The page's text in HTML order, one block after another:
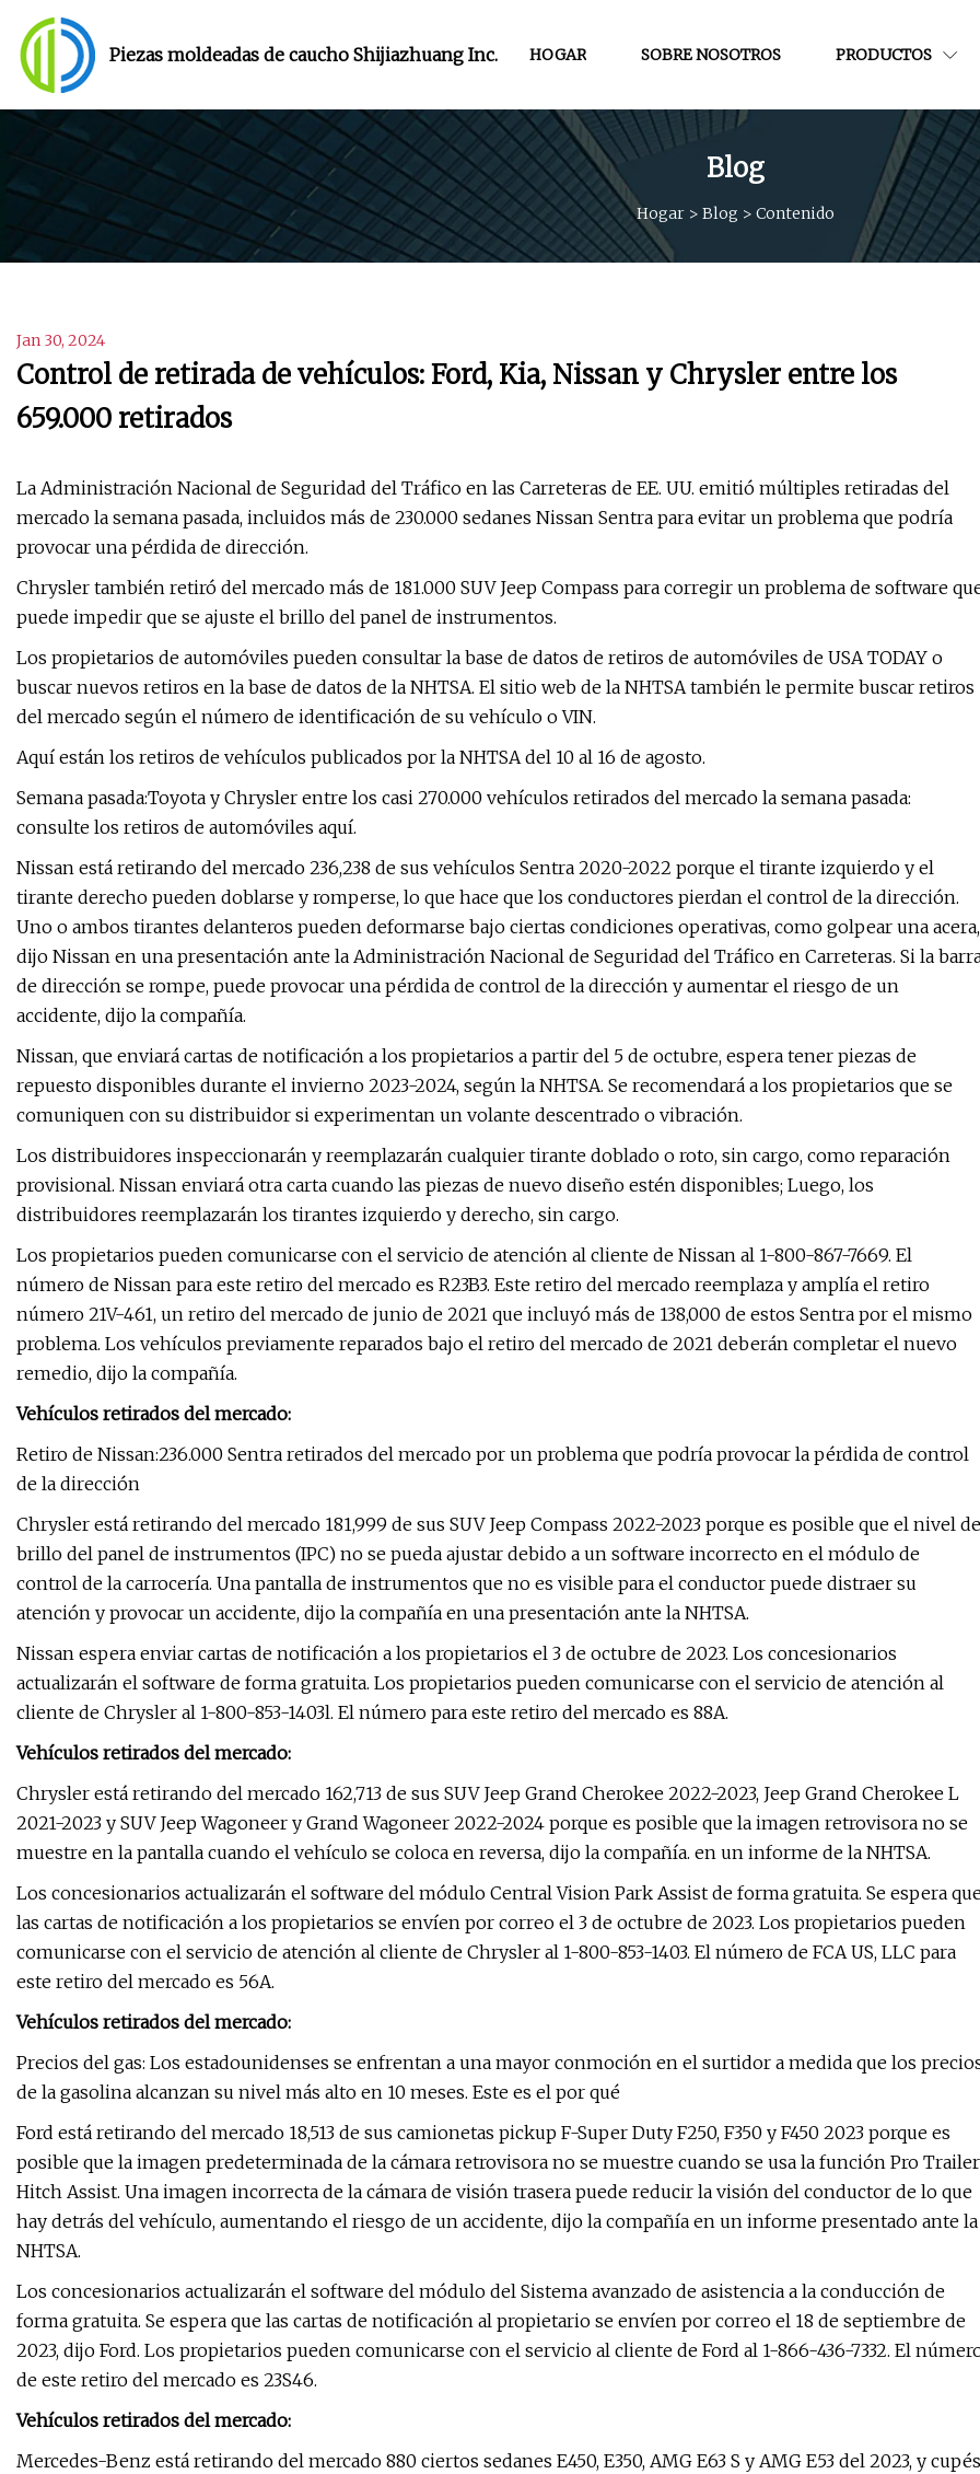
Piezas moldeadas de caucho Shijiazhuang Inc. HOGAR SOBRE NOSOTROS PRODUCTOS
Blog
Hogar> Blog > Contenido
Jan 30, 2024
Control de retirada de vehículos: Ford, Kia, Nissan y Chrysler entre los
659.000 retirados
La Administración Nacional de Seguridad del Tráfico en las Carreteras de EE. UU. emitió múltiples retiradas del
mercado la semana pasada, incluidos más de 230.000 sedanes Nissan Sentra para evitar un problema que podría
provocar una pérdida de dirección.
Chrysler también retiró del mercado más de 181.000 SUV Jeep Compass para corregir un problema de software
puede impedir que se ajuste el brillo del panel de instrumentos.
Los propietarios de automóviles pueden consultar la base de datos de retiros de automóviles de USA TODAY o
buscar nuevos retiros en la base de datos de la NHTSA. El sitio web de la NHTSA también le permite buscar retiros
del mercado según el número de identificación de su vehículo o VIN.
Aquí están los retiros de vehículos publicados por la NHTSA del 10 al 16 de agosto.
Semana pasada:Toyota y Chrysler entre los casi 270.000 vehículos retirados del mercado la semana pasada:
consulte los retiros de automóviles aquí.
Nissan está retirando del mercado 236,238 de sus vehículos Sentra 2020-2022 porque el tirante izquierdo y el
tirante derecho pueden doblarse y romperse, lo que hace que los conductores pierdan el control de la dirección.
Uno o ambos tirantes delanteros pueden deformarse bajo ciertas condiciones operativas, como golpear una acera,
dijo Nissan en una presentación ante la Administración Nacional de Seguridad del Tráfico en Carreteras. Si la
de dirección se rompe, puede provocar una pérdida de control de la dirección y aumentar el riesgo de un
accidente, dijo la compañía.
Nissan, que enviará cartas de notificación a los propietarios a partir del 5 de octubre, espera tener piezas de
repuesto disponibles durante el invierno 2023-2024, según la NHTSA. Se recomendará a los propietarios que se
comuniquen con su distribuidor si experimentan un volante descentrado o vibración.
Los distribuidores inspeccionarán y reemplazarán cualquier tirante doblado o roto, sin cargo, como reparación
provisional. Nissan enviará otra carta cuando las piezas de nuevo diseño estén disponibles; Luego, los
distribuidores reemplazarán los tirantes izquierdo y derecho, sin cargo.
Los propietarios pueden comunicarse con el servicio de atención al cliente de Nissan al 1-800-867-7669. El
número de Nissan para este retiro del mercado es R23B3. Este retiro del mercado reemplaza y amplía el retiro
número 21V-461, un retiro del mercado de junio de 2021 que incluyó más de 138,000 de estos Sentra por el mismo
problema. Los vehículos previamente reparados bajo el retiro del mercado de 2021 deberán completar el nuevo
remedio, dijo la compañía.
Vehículos retirados del mercado:
Retiro de Nissan:236.000 Sentra retirados del mercado por un problema que podría provocar la pérdida de control
de la dirección
Chrysler está retirando del mercado 181,999 de sus SUV Jeep Compass 2022-2023 porque es posible que el nivel de
brillo del panel de instrumentos (IPC) no se pueda ajustar debido a un software incorrecto en el módulo de
control de la carrocería. Una pantalla de instrumentos que no es visible para el conductor puede distraer su
atención y provocar un accidente, dijo la compañía en una presentación ante la NHTSA.
Nissan espera enviar cartas de notificación a los propietarios el 3 de octubre de 2023. Los concesionarios
actualizarán el software de forma gratuita. Los propietarios pueden comunicarse con el servicio de atención al
cliente de Chrysler al 1-800-853-1403l. El número para este retiro del mercado es 88A.
Vehículos retirados del mercado:
Chrysler está retirando del mercado 162,713 de sus SUV Jeep Grand Cherokee 2022-2023, Jeep Grand Cherokee L
2021-2023 y SUV Jeep Wagoneer y Grand Wagoneer 2022-2024 porque es posible que la imagen retrovisora ​​no se
muestre en la pantalla cuando el vehículo se coloca en reversa, dijo la compañía. en un informe de la NHTSA.
Los concesionarios actualizarán el software del módulo Central Vision Park Assist de forma gratuita. Se espera
las cartas de notificación a los propietarios se envíen por correo el 3 de octubre de 2023. Los propietarios pueden
comunicarse con el servicio de atención al cliente de Chrysler al 1-800-853-1403. El número de FCA US, LLC para
este retiro del mercado es 56A.
Vehículos retirados del mercado:
Precios del gas: Los estadounidenses se enfrentan a una mayor conmoción en el surtidor a medida que los
de la gasolina alcanzan su nivel más alto en 10 meses. Este es el por qué
Ford está retirando del mercado 18,513 de sus camionetas pickup F-Super Duty F250, F350 y F450 2023 porque es
posible que la imagen predeterminada de la cámara retrovisora ​​no se muestre cuando se usa la función Pro Trailer
Hitch Assist. Una imagen incorrecta de la cámara de visión trasera puede reducir la visión del conductor de lo que
hay detrás del vehículo, aumentando el riesgo de un accidente, dijo la compañía en un informe presentado ante la
NHTSA.
Los concesionarios actualizarán el software del módulo del Sistema avanzado de asistencia a la conducción de
forma gratuita. Se espera que las cartas de notificación al propietario se envíen por correo el 18 de septiembre de
2023, dijo Ford. Los propietarios pueden comunicarse con el servicio al cliente de Ford al 1-866-436-7332. El
de este retiro del mercado es 23S46.
Vehículos retirados del mercado:
Mercedes-Benz está retirando del mercado 880 ciertos sedanes E450, E350, AMG E63 S y AMG E53 del 2023, y cupés